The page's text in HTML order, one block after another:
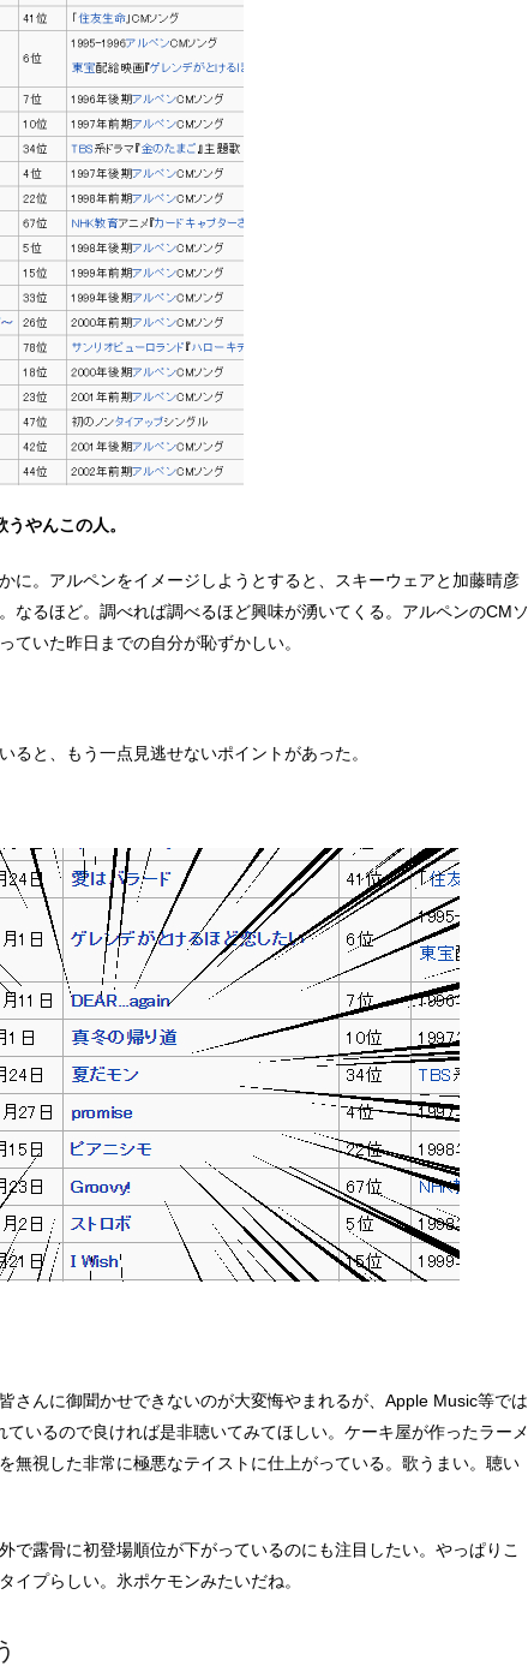
やんこの人。
に。アルペンをイメージしようとすると、スキーウェアと加藤晴彦
なるほど。調べれば調べるほど興味が湧いてくる。アルペンのCMソ
ていた昨日までの自分が恥ずかしい。
と、もう一点見逃せないポイントがあった。
さんに御聞かせできないのが大変悔やまれるが、Apple Music等では
いるので良ければ是非聴いてみてほしい。ケーキ屋が作ったラーメ
無視した非常に極悪なテイストに仕上がっている。歌うまい。聴い
で露骨に初登場順位が下がっているのにも注目したい。やっぱりこ
イプらしい。氷ポケモンみたいだね。